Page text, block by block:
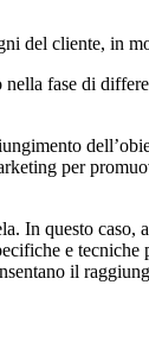
del cliente, in
fase di
per
In questo caso,
e
il